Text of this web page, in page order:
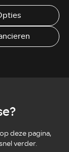
deze pagina,
verder.